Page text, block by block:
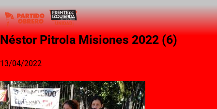
Néstor Pitrola Misiones 2022 (6)
13/04/2022